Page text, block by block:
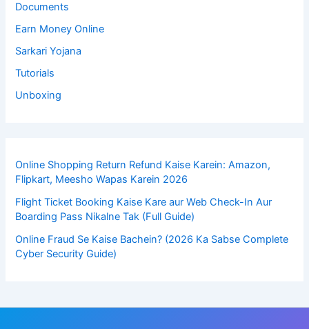
Documents
Earn Money Online
Sarkari Yojana
Tutorials
Unboxing
Online Shopping Return Refund Kaise Karein: Amazon,
Flipkart, Meesho Wapas Karein 2026
Flight Ticket Booking Kaise Kare aur Web Check-In Aur
Boarding Pass Nikalne Tak (Full Guide)
Online Fraud Se Kaise Bachein? (2026 Ka Sabse Complete
Cyber Security Guide)